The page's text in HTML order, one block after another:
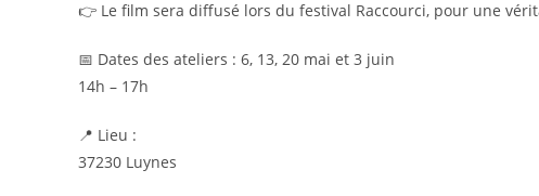
👉 Le film sera diffusé lors du festival Raccourci, pour une
📅 Dates des ateliers : 6, 13, 20 mai et 3 juin
14h – 17h
📍 Lieu :
37230 Luynes